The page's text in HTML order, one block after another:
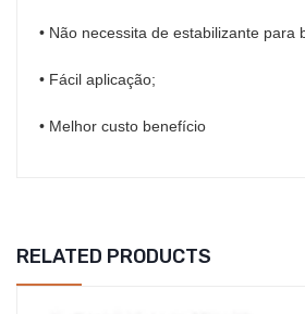
• Não necessita de estabilizante para
• Fácil aplicação;
• Melhor custo benefício
RELATED PRODUCTS